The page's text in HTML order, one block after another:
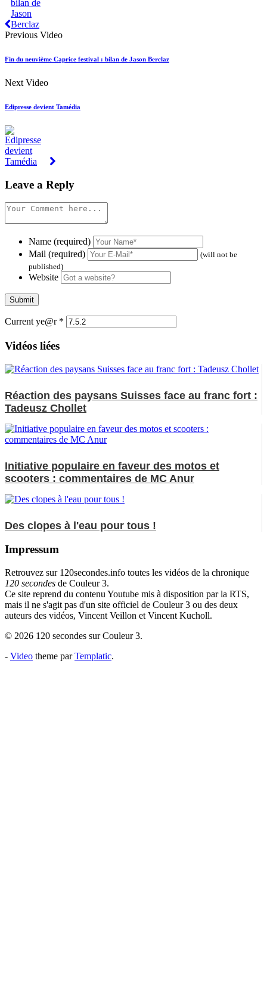
Previous Video
Fin du neuvième Caprice festival : bilan de Jason Berclaz
Next Video
Edipresse devient Tamédia
Leave a Reply
Name (required)
Mail (required)
(will not be
published)
Website
Current ye@r *
Vidéos liées
Réaction des paysans Suisses face au franc fort :
Tadeusz Chollet
Initiative populaire en faveur des motos et
scooters : commentaires de MC Anur
Des clopes à l'eau pour tous !
Impressum
Retrouvez sur 120secondes.info toutes les vidéos de la chronique
120 secondes de Couleur 3.
Ce site reprend du contenu Youtube mis à disposition par la RTS,
mais il ne s'agit pas d'un site officiel de Couleur 3 ou des deux
auteurs des vidéos, Vincent Veillon et Vincent Kucholl.
© 2026 120 secondes sur Couleur 3.
- Video theme parTemplatic.